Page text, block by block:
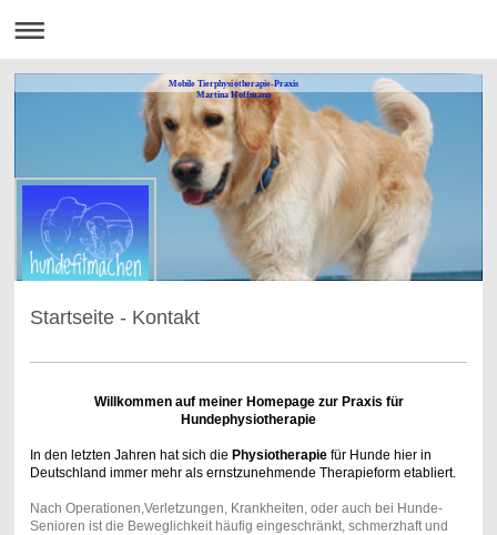
Mobile Tierphysiotherapie-Praxis
Martina Hoffmann
Startseite - Kontakt
Willkommen auf meiner Homepage zur Praxis für
Hundephysiotherapie
In den letzten Jahren hat sich die Physiotherapiefür Hunde hier in
Deutschland immer mehr als ernstzunehmende Therapieform etabliert.
Nach Operationen,Verletzungen, Krankheiten, oder auch bei Hunde-
Senioren ist die Beweglichkeit häufig eingeschränkt, schmerzhaft und